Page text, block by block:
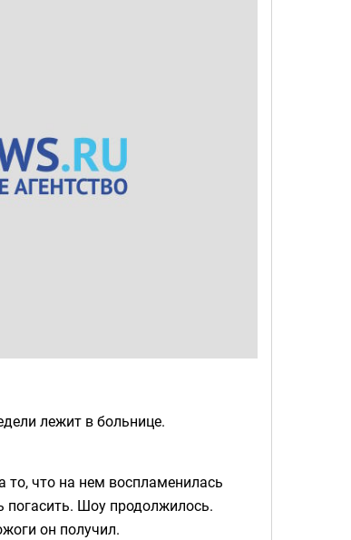
лежит в больнице.
то, что на нем воспламенилась
погасить. Шоу продолжилось.
он получил.